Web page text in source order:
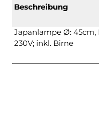
Beschreibung
Japanlampe Ø: 45cm,
230V; inkl. Birne